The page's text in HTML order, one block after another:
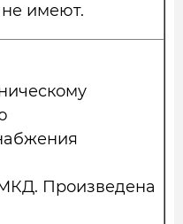
имеют.
Произведена